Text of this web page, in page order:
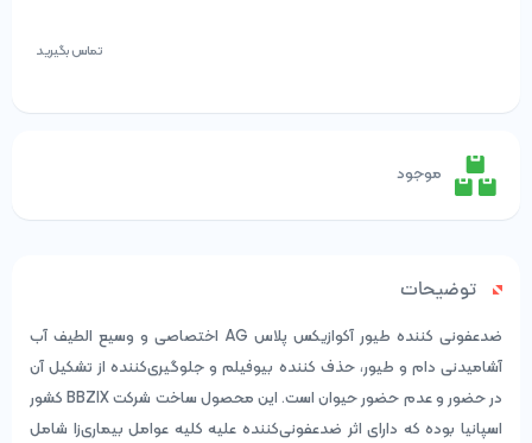
تماس بگیرید
موجود
توضیحات
ضدعفونی کننده طیور آکوازیکس پلاس AG اختصاصی و وسیع الطیف آب
آشامیدنی دام و طیور، حذف کننده بیوفیلم و جلوگیری­‌کننده از تشکیل آن
در حضور و عدم حضور حیوان است. این محصول ساخت شرکت BBZIX کشور
اسپانیا بوده که دارای اثر ضدعفونی­‌کننده علیه کلیه عوامل بیماری­‌زا شامل